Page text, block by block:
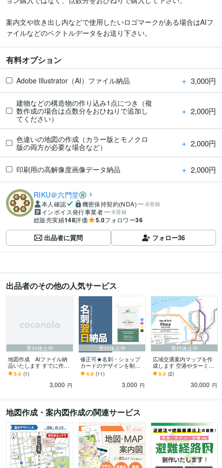
案内文や吹き出し内などで使用したいロゴマークがある場合はAIフ
有料オプション
Adobe Illustrator（AI）ファイル納品 ＋ 3,000円
建物などの構造物の作り込み1点につき（複
数作成の場合は点数分をおひねりで追加し
てください）
＋ 2,000円
色違いの地図の作成（カラー版とモノクロ
版の両方が必要な場合など）
＋ 2,000円
印刷用の高解像度画像データ納品 ＋ 2,000円
RIKU＠六門堂
本人確認 機密保持契約(NDA) 未登録
インボイス発行事業者 未登録
総販売実績148評価 5.0フォロワー36
出品者に質問 フォロー36
出品者のその他の人気サービス
受付休止中
地図作成 AIファイル納
品いたします すでに作成
済みの地図の、AIファイ
ル追加納品用です。
5.0 (1)
3,000 円
受付休止中
修正可★名刺・ショップ
カードのデザインを制作
します 納得できる名刺や
ショップカードのデザイ
ンをすぐに欲しい方に！
4.9 (11)
3,000 円
受付休止中
広域交通案内マップを作
成します 空港やターミナ
ル駅などを含む広域の交
通・乗換案内マップを作
5.0 (2)
30,000 円
地図作成・案内図作成の関連サービス